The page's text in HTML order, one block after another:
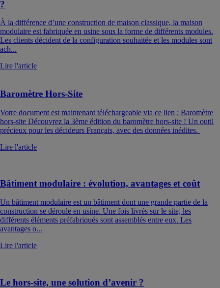
?
À la différence d’une construction de maison classique, la maison
modulaire est fabriquée en usine sous la forme de différents modules.
Les clients décident de la configuration souhaitée et les modules sont
ach...
Lire l'article
Baromètre Hors-Site
Votre document est maintenant téléchargeable via ce lien : Baromètre
hors-site Découvrez la 3ème édition du baromètre hors-site ! Un outil
précieux pour les décideurs Français, avec des données inédites.
Lire l'article
Bâtiment modulaire : évolution, avantages et coût
Un bâtiment modulaire est un bâtiment dont une grande partie de la
construction se déroule en usine. Une fois livrés sur le site, les
différents éléments préfabriqués sont assemblés entre eux. Les
avantages o...
Lire l'article
Le hors-site, une solution d’avenir ?